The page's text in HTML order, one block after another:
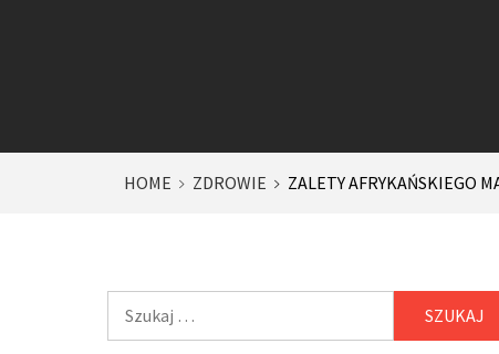
HOME ZDROWIE ZALETY AFRYKAŃSKIEGO